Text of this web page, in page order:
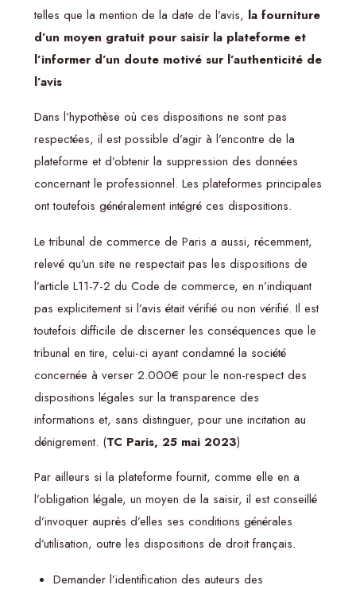
telles que la mention de la date de l’avis, la fourniture
d’un moyen gratuit pour saisir la plateforme et
l’informer d’un doute motivé sur l’authenticité de
l’avis
Dans l’hypothèse où ces dispositions ne sont pas
respectées, il est possible d’agir à l’encontre de la
plateforme et d’obtenir la suppression des données
concernant le professionnel. Les plateformes principales
ont toutefois généralement intégré ces dispositions.
Le tribunal de commerce de Paris a aussi, récemment,
relevé qu’un site ne respectait pas les dispositions de
l’article L11-7-2 du Code de commerce, en n’indiquant
pas explicitement si l’avis était vérifié ou non vérifié. Il est
toutefois difficile de discerner les conséquences que le
tribunal en tire, celui-ci ayant condamné la société
concernée à verser 2.000€ pour le non-respect des
dispositions légales sur la transparence des
informations et, sans distinguer, pour une incitation au
dénigrement. (TC Paris, 25 mai 2023)
Par ailleurs si la plateforme fournit, comme elle en a
l’obligation légale, un moyen de la saisir, il est conseillé
d’invoquer auprès d’elles ses conditions générales
d’utilisation, outre les dispositions de droit français.
Demander l’identification des auteurs des